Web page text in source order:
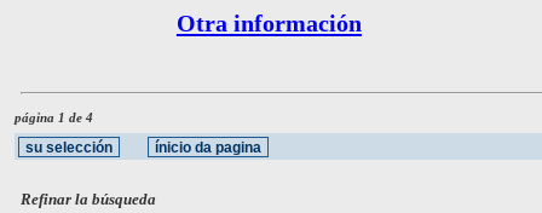
Otra información
página 1 de 4
Refinar la búsqueda